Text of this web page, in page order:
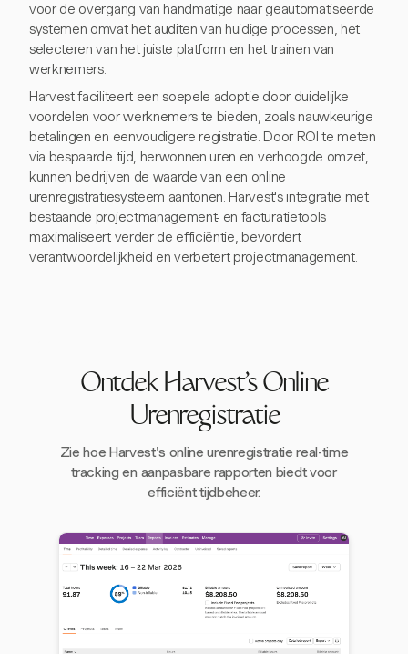
voor de overgang van handmatige naar geautomatiseerde
systemen omvat het auditen van huidige processen, het
selecteren van het juiste platform en het trainen van
werknemers.
Harvest faciliteert een soepele adoptie door duidelijke
voordelen voor werknemers te bieden, zoals nauwkeurige
betalingen en eenvoudigere registratie. Door ROI te meten
via bespaarde tijd, herwonnen uren en verhoogde omzet,
kunnen bedrijven de waarde van een online
urenregistratiesysteem aantonen. Harvest's integratie met
bestaande projectmanagement- en facturatietools
maximaliseert verder de efficiëntie, bevordert
verantwoordelijkheid en verbetert projectmanagement.
Ontdek Harvest's Online
Urenregistratie
Zie hoe Harvest's online urenregistratie real-time
tracking en aanpasbare rapporten biedt voor
efficiënt tijdbeheer.